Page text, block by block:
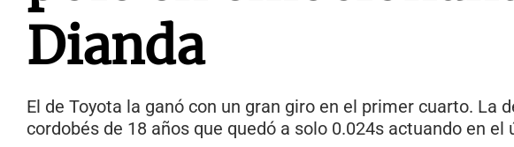
Dianda
El de Toyota la ganó con un gran giro en el primer cuarto. La
cordobés de 18 años que quedó a solo 0.024s actuando en